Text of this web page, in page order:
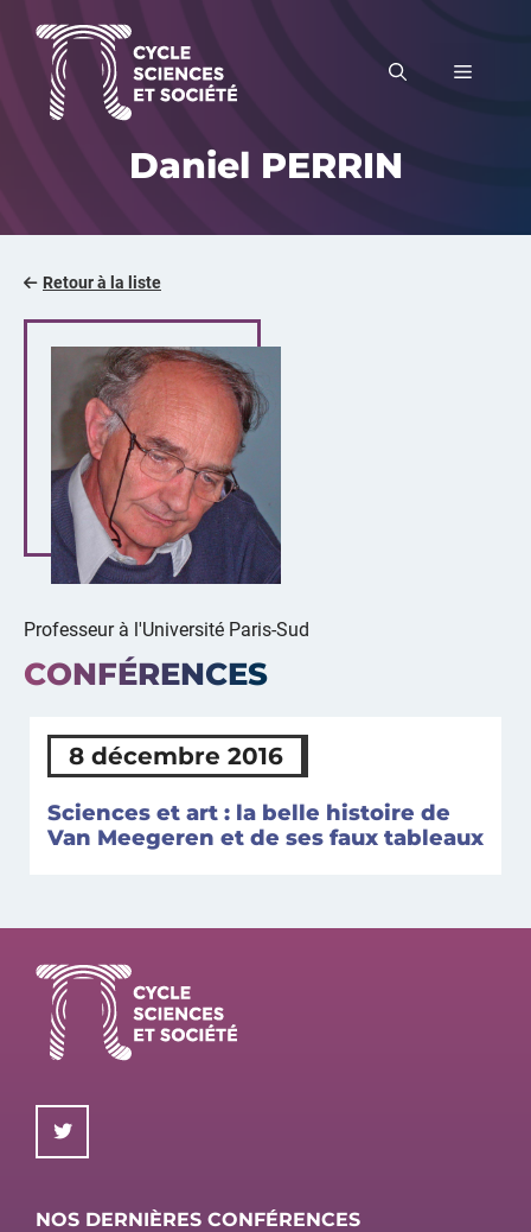
contenu
MENU
Daniel PERRIN
Retour à la liste
Professeur à l'Université Paris-Sud
CONFÉRENCES
8 décembre 2016
Sciences et art : la belle histoire de
Van Meegeren et de ses faux tableaux
NOS DERNIÈRES CONFÉRENCES